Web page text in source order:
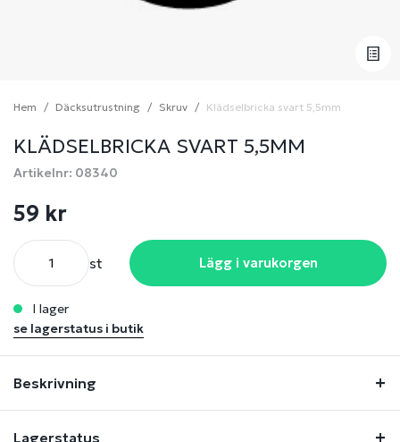
Hem Däcksutrustning Skruv Klädselbricka svart 5,5mm
KLÄDSELBRICKA SVART 5,5MM
Artikelnr: 08340
59 kr
st Lägg i varukorgen
i lager
se lagerstatus i butik
Beskrivning
Lagerstatus